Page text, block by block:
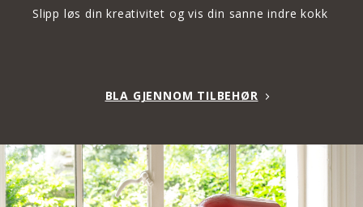
Slipp løs din kreativitet og vis din sanne indre kokk
BLA GJENNOM TILBEHØR